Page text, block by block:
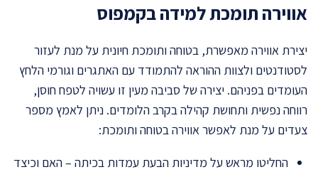
אווירה תומכת למידה בקמפוס
יצירת אווירה מאפשרת, בטוחה ותומכת חיונית על מנת לעזור
לסטודנטים ולצוות ההוראה להתמודד עם האתגרים וגורמי הלחץ
העומדים בפניהם. יצירה של סביבה מעין זו עשויה לטפח חוסן,
רווחה נפשית ותחושת קהילה בקרב הלומדים. ניתן לאמץ מספר
צעדים על מנת לאפשר אווירה בטוחה ותומכת:
החליטו מראש על מדיניות הבעת עמדות בכיתה – האם וכיצד